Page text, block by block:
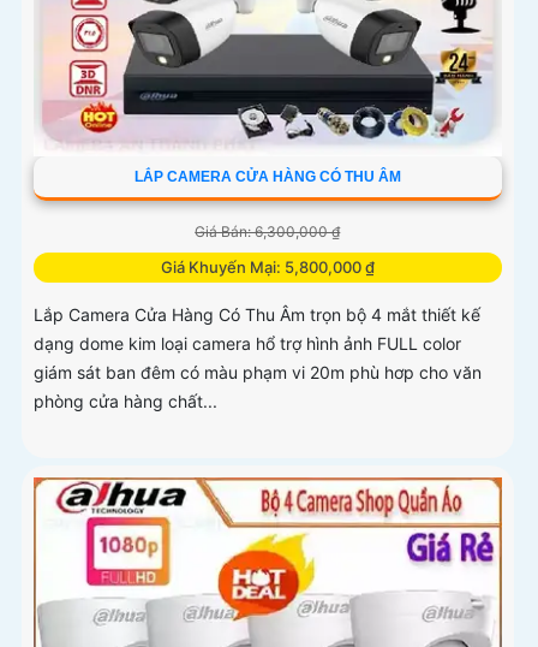
LẮP CAMERA CỬA HÀNG CÓ THU ÂM
Giá Bán: 6,300,000 ₫
Giá Khuyến Mại: 5,800,000 ₫
Lắp Camera Cửa Hàng Có Thu Âm trọn bộ 4 mắt thiết kế
dạng dome kim loại camera hổ trợ hình ảnh FULL color
giám sát ban đêm có màu phạm vi 20m phù hơp cho văn
phòng cửa hàng chất...